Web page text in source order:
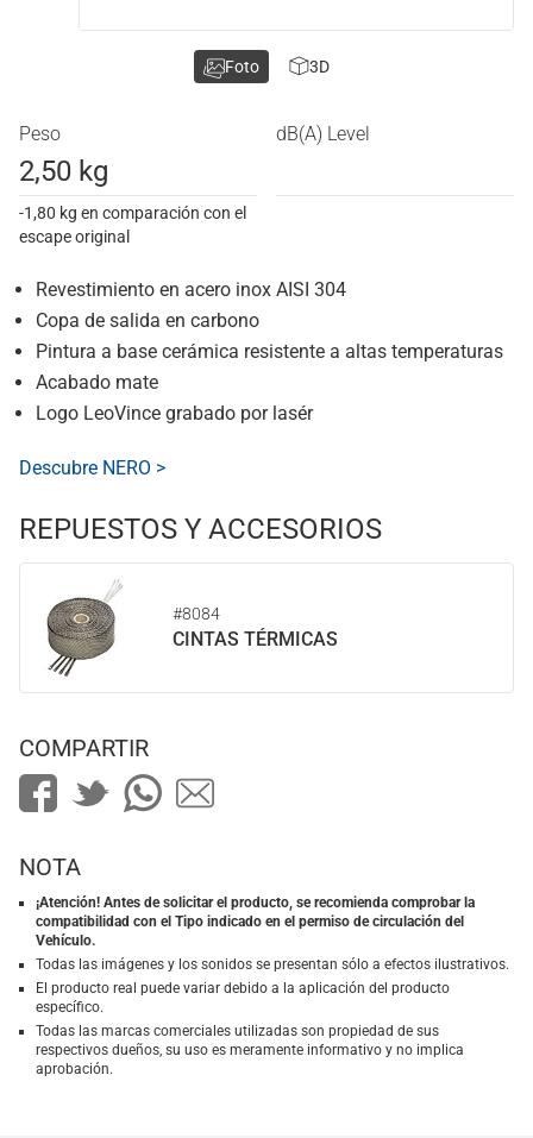
Peso
2,50 kg
-1,80 kg en comparación con el
escape original
dB(A) Level
Revestimiento en acero inox AISI 304
Copa de salida en carbono
Pintura a base cerámica resistente a altas temperaturas
Acabado mate
Logo LeoVince grabado por lasér
Descubre NERO >
REPUESTOS Y ACCESORIOS
#8084
CINTAS TÉRMICAS
Foto 3D
COMPARTIR
NOTA
¡Atención! Antes de solicitar el producto, se recomienda comprobar la
compatibilidad con el Tipo indicado en el permiso de circulación del
Vehículo.
Todas las imágenes y los sonidos se presentan sólo a efectos ilustrativos.
El producto real puede variar debido a la aplicación del producto
específico.
Todas las marcas comerciales utilizadas son propiedad de sus
respectivos dueños, su uso es meramente informativo y no implica
aprobación.